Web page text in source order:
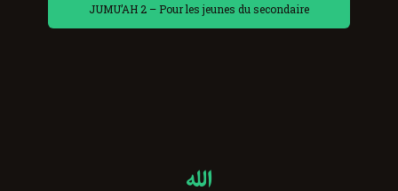
JUMU’AH 2 – Pour les jeunes du secondaire